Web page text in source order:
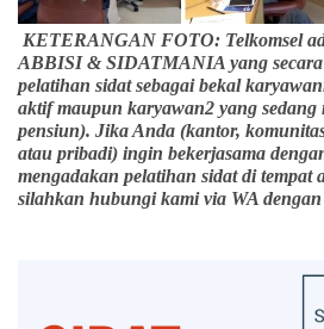
KETERANGAN FOTO: Telkomsel
ABBISI & SIDATMANIA yang
pelatihan sidat sebagai bekal
aktif maupun karyawan2 yang sedang
pensiun). Jika Anda (kantor,
atau pribadi) ingin bekerjasama
mengadakan pelatihan sidat di tempat
silahkan hubungi kami via WA